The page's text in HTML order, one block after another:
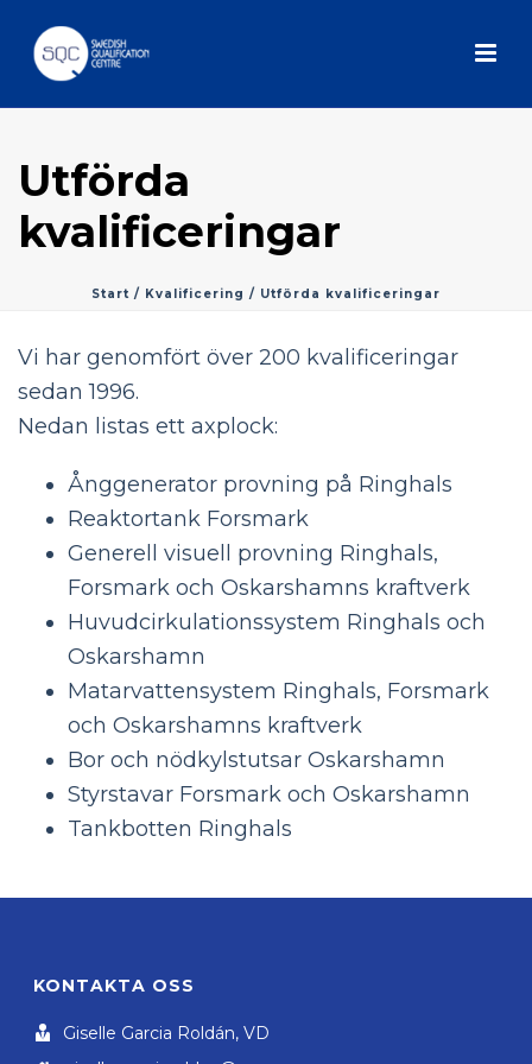
Utförda
kvalificeringar
Start / Kvalificering / Utförda kvalificeringar
Vi har genomfört över 200 kvalificeringar
sedan 1996.
Nedan listas ett axplock:
Ånggenerator provning på Ringhals
Reaktortank Forsmark
Generell visuell provning Ringhals,
Forsmark och Oskarshamns kraftverk
Huvudcirkulationssystem Ringhals och
Oskarshamn
Matarvattensystem Ringhals, Forsmark
och Oskarshamns kraftverk
Bor och nödkylstutsar Oskarshamn
Styrstavar Forsmark och Oskarshamn
Tankbotten Ringhals
KONTAKTA OSS
Giselle Garcia Roldán, VD